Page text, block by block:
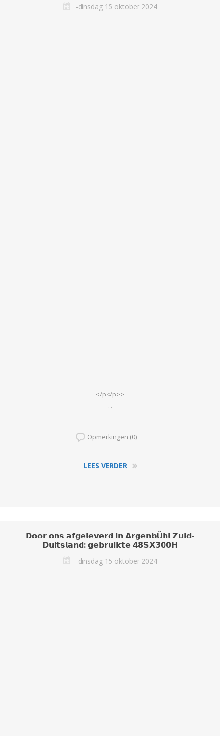
-dinsdag 15 oktober 2024
</p</p>>
...
Opmerkingen (0)
LEES VERDER
𝗗𝗼𝗼𝗿 𝗼𝗻𝘀 𝗮𝗳𝗴𝗲𝗹𝗲𝘃𝗲𝗿𝗱 𝗶𝗻 𝗔𝗿𝗴𝗲𝗻𝗯Ü𝗵𝗹 𝗭𝘂𝗶𝗱-
𝗗𝘂𝗶𝘁𝘀𝗹𝗮𝗻𝗱: 𝗴𝗲𝗯𝗿𝘂𝗶𝗸𝘁𝗲 𝟰𝟴𝗦𝗫𝟯𝟬𝟬𝗛
-dinsdag 15 oktober 2024